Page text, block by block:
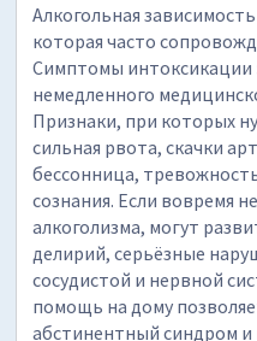
Алкогольная
которая часто
Симптомы интоксикации
немедленного
Признаки, при которых
сильная рвота, скачки
бессонница,
сознания. Если вовремя
алкоголизма, могут
делирий, серьёзные
сосудистой и нервной
помощь на дому
абстинентный синдром